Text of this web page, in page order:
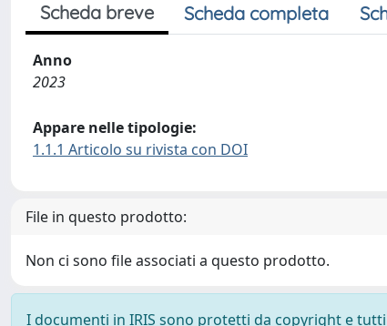
Scheda breve Scheda completa
Anno
2023
Appare nelle tipologie:
1.1.1 Articolo su rivista con DOI
File in questo prodotto:
Non ci sono file associati a questo prodotto.
I documenti in IRIS sono protetti da copyright e